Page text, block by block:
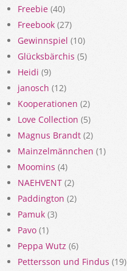
Freebie (40)
Freebook (27)
Gewinnspiel (10)
Glücksbärchis (5)
Heidi (9)
janosch (12)
Kooperationen (2)
Love Collection (5)
Magnus Brandt (2)
Mainzelmännchen (1)
Moomins (4)
NAEHVENT (2)
Paddington (2)
Pamuk (3)
Pavo (1)
Peppa Wutz (6)
Pettersson und Findus (19)